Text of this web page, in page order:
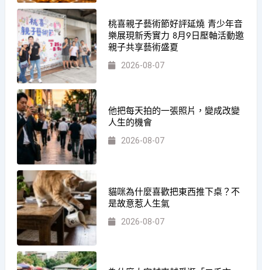
桃喜親子藝術節好評延燒 青少年音
樂展現新秀實力 8月9日壓軸活動邀
親子共享藝術盛夏
2026-08-07
他把每天拍的一張照片，變成改變
人生的機會
2026-08-07
貓咪為什麼喜歡把東西推下桌？不
是故意惹人生氣
2026-08-07